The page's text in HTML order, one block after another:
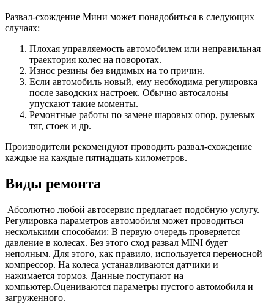
Развал-схождение Мини может понадобиться в следующих
случаях:
Плохая управляемость автомобилем или неправильная
траектория колес на поворотах.
Износ резины без видимых на то причин.
Если автомобиль новый, ему необходима регулировка
после заводских настроек. Обычно автосалоны
упускают такие моменты.
Ремонтные работы по замене шаровых опор, рулевых
тяг, стоек и др.
Производители рекомендуют проводить развал-схождение
каждые на каждые пятнадцать километров.
Виды ремонта
Абсолютно любой автосервис предлагает подобную услугу.
Регулировка параметров автомобиля может проводиться
несколькими способами: В первую очередь проверяется
давление в колесах. Без этого сход развал MINI будет
неполным. Для этого, как правило, используется переносной
компрессор. На колеса устанавливаются датчики и
нажимается тормоз. Данные поступают на
компьютер.Оцениваются параметры пустого автомобиля и
загруженного.